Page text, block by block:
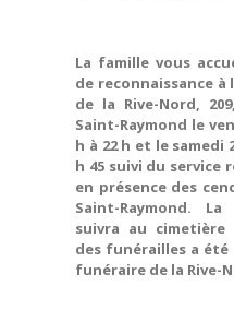
La famille vous
de reconnaissance
de la Rive-Nord,
Saint-Raymond le
h à 22 h et le samedi
h 45 suivi du service
en présence des
Saint-Raymond.
suivra au cimetière
des funérailles a été
funéraire de la Rive-